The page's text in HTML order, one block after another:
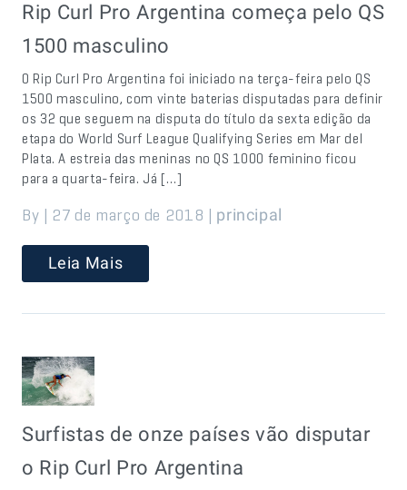
Rip Curl Pro Argentina começa pelo QS
1500 masculino
O Rip Curl Pro Argentina foi iniciado na terça-feira pelo QS
1500 masculino, com vinte baterias disputadas para definir
os 32 que seguem na disputa do título da sexta edição da
etapa do World Surf League Qualifying Series em Mar del
Plata. A estreia das meninas no QS 1000 feminino ficou
para a quarta-feira. Já […]
By | 27 de março de 2018 | principal
Leia Mais
Surfistas de onze países vão disputar
o Rip Curl Pro Argentina